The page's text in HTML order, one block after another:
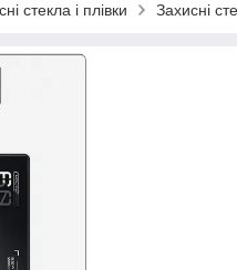
стекла і плівки Захисні